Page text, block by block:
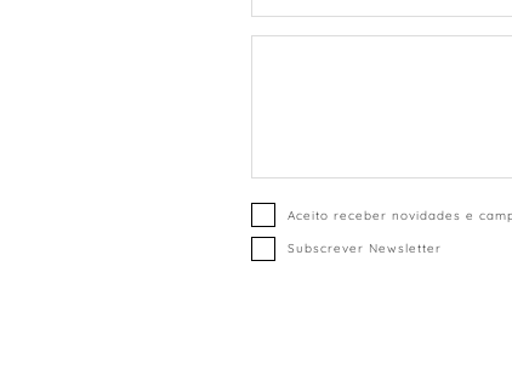
Aceito receber novidades e
Subscrever Newsletter